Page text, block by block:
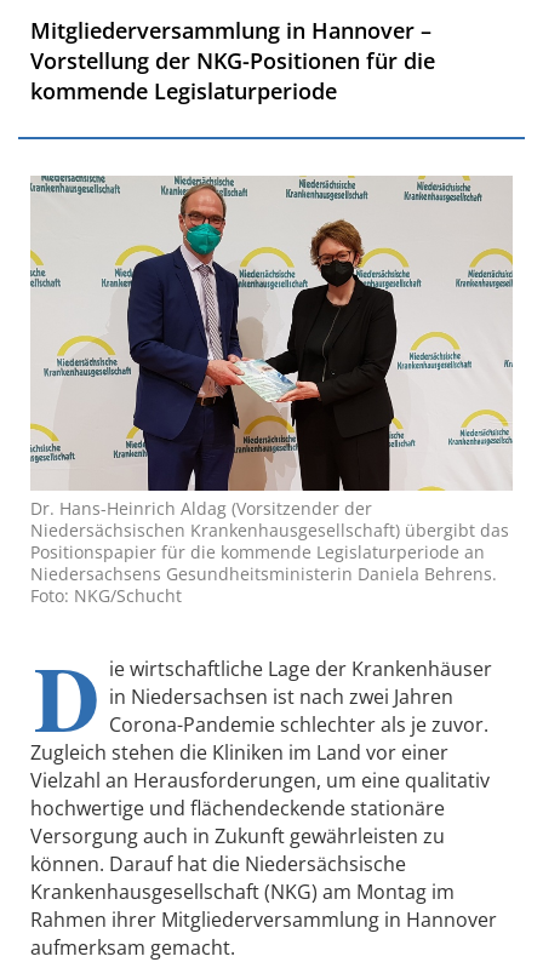
Mitgliederversammlung in Hannover –
Vorstellung der NKG-Positionen für die
kommende Legislaturperiode
Dr. Hans-Heinrich Aldag (Vorsitzender der
Niedersächsischen Krankenhausgesellschaft) übergibt das
Positionspapier für die kommende Legislaturperiode an
Niedersachsens Gesundheitsministerin Daniela Behrens.
Foto: NKG/Schucht
D ie wirtschaftliche Lage der Krankenhäuser
in Niedersachsen ist nach zwei Jahren
Corona-Pandemie schlechter als je zuvor.
Zugleich stehen die Kliniken im Land vor einer
Vielzahl an Herausforderungen, um eine qualitativ
hochwertige und flächendeckende stationäre
Versorgung auch in Zukunft gewährleisten zu
können. Darauf hat die Niedersächsische
Krankenhausgesellschaft (NKG) am Montag im
Rahmen ihrer Mitgliederversammlung in Hannover
aufmerksam gemacht.